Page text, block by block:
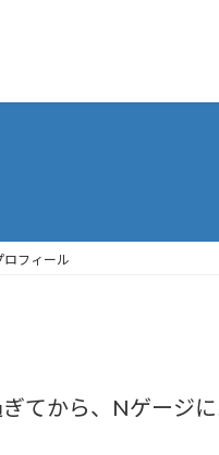
ロフィール
てから、Nゲージに